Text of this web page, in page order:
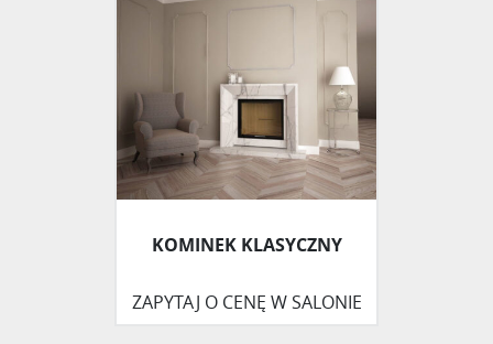
KOMINEK KLASYCZNY
ZAPYTAJ O CENĘ W SALONIE